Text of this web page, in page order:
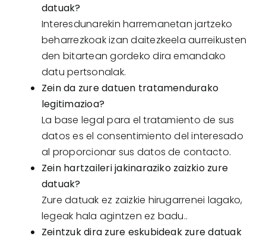
datuak?
Interesdunarekin harremanetan jartzeko
beharrezkoak izan daitezkeela aurreikusten
den bitartean gordeko dira emandako
datu pertsonalak.
Zein da zure datuen tratamendurako
legitimazioa?
La base legal para el tratamiento de sus
datos es el consentimiento del interesado
al proporcionar sus datos de contacto.
Zein hartzaileri jakinaraziko zaizkio zure
datuak?
Zure datuak ez zaizkie hirugarrenei lagako,
legeak hala agintzen ez badu..
Zeintzuk dira zure eskubideak zure datuak